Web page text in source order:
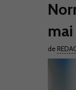
de